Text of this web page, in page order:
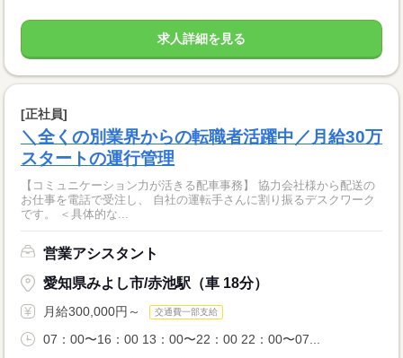
求人詳細を見る
[正社員]
＼全くの別業界からの転職者活躍中／月給30万
スタートの運行管理
【コミュニケーション力が活きる配車事務】 協力会社様から配送の
お仕事を電話で受注し、 自社の運転手さんに割り振るデスクワーク
です。 ＜具体的な...
営業アシスタント
愛知県みよし市/赤池駅（車 18分）
月給300,000円～ 交通費一部支給
07：00〜16：00 13：00〜22：00 22：00〜07...